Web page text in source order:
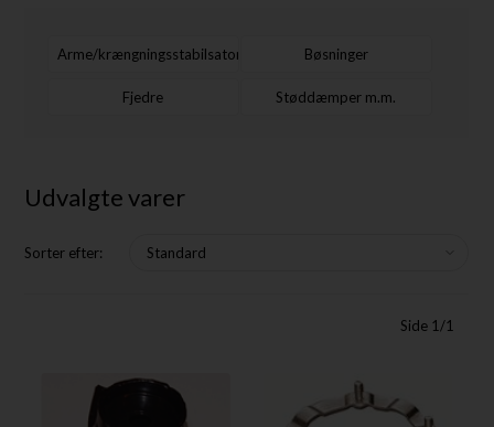
Arme/krængningsstabilsator Bøsninger
Fjedre Støddæmper m.m.
Udvalgte varer
Sorter efter:
Side 1/1